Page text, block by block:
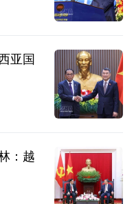
亚国
：越